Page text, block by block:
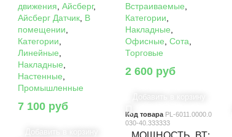
движения ,Айсберг,
Айсберг Датчик В
помещении
Категории
Линейные
Накладные
Настенные
Промышленные
7 100 руб
Встраиваемые
Категории
Накладные
Офисные ,Сота
Торговые
2 600 руб
Код товара PL-6011.0000.0
030-40.333333